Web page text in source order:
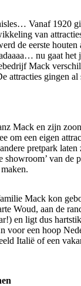
Vanaf 1920
van
de eerste houten
nu gaat het
Mack
attracties gingen al
Mack en zijn
om een eigen
pretpark
showroom’ van de
Mack kon
Woud, aan de
en ligt dus
voor een hoop
Italië of een